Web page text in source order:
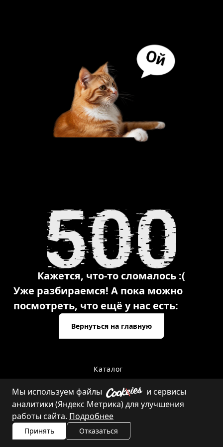
Кажется, что-то сломалось :(
Уже разбираемся! А пока можно
посмотреть, что ещё у нас есть:
Вернуться на главную
Каталог
Контакты
Мы используем файлы
и сервисы
аналитики (Яндекс Метрика) для улучшения
работы сайта. Подробнее
Принять Отказаться